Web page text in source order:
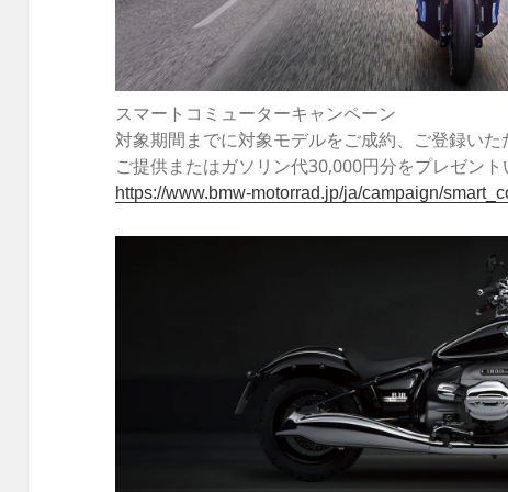
スマートコミューターキャンペーン
対象期間までに対象モデルをご成約、ご登録い
ご提供またはガソリン代30,000円分をプレゼント
https://www.bmw-motorrad.jp/ja/campaign/